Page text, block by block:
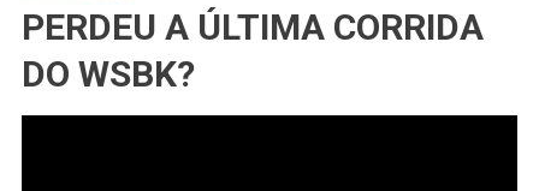
PERDEU A ÚLTIMA CORRIDA
DO WSBK?